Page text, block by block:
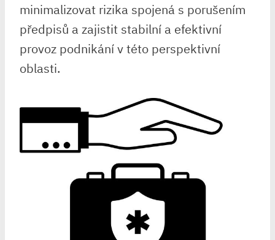
minimalizovat rizika spojená s porušením
předpisů a zajistit stabilní a efektivní
provoz podnikání v této perspektivní
oblasti.